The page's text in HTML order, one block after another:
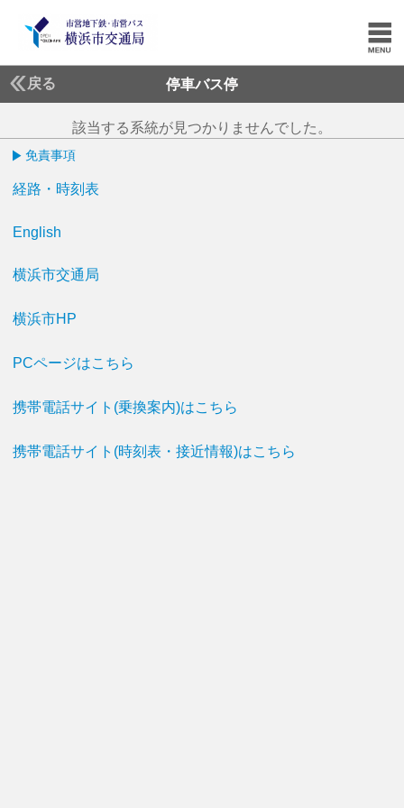
戻る 停車バス停
該当する系統が見つかりませんでした。
免責事項
経路・時刻表
English
横浜市交通局
横浜市HP
PCページはこちら
携帯電話サイト(乗換案内)はこちら
携帯電話サイト(時刻表・接近情報)はこちら